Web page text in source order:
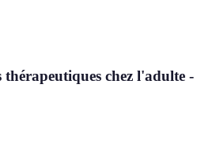
thérapeutiques chez l'adulte -